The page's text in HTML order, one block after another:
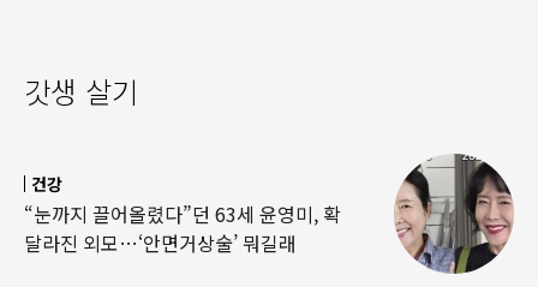
갓생 살기
건강
“눈까지 끌어올렸다”던 63세 윤영미, 확
달라진 외모…‘안면거상술’ 뭐길래